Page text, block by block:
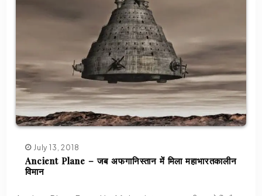
July 13, 2018
Ancient Plane – जब अफगानिस्तान में मिला महाभारतकालीन
विमान